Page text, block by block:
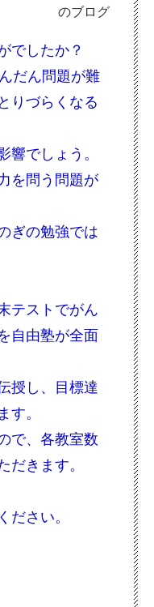
のブログ
でしたか？
だん問題が難
りづらくなる
響でしょう。
を問う問題が
ぎの勉強では
テストでがん
自由塾が全面
授し、目標達
す。
で、各教室数
だきます。
ださい。